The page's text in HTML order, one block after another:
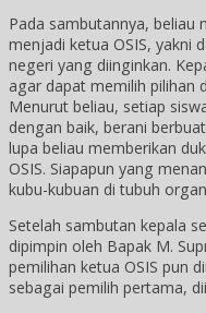
Pada sambutannya, beliau
menjadi ketua OSIS, yakni
negeri yang diinginkan.
agar dapat memilih pilihan
Menurut beliau, setiap
dengan baik, berani
lupa beliau memberikan
OSIS. Siapapun yang
kubu-kubuan di tubuh
Setelah sambutan kepala
dipimpin oleh Bapak M.
pemilihan ketua OSIS pun
sebagai pemilih pertama,